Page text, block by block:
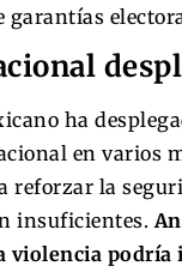
garantías
ha
en varios
reforzar la
insuficientes.
violencia